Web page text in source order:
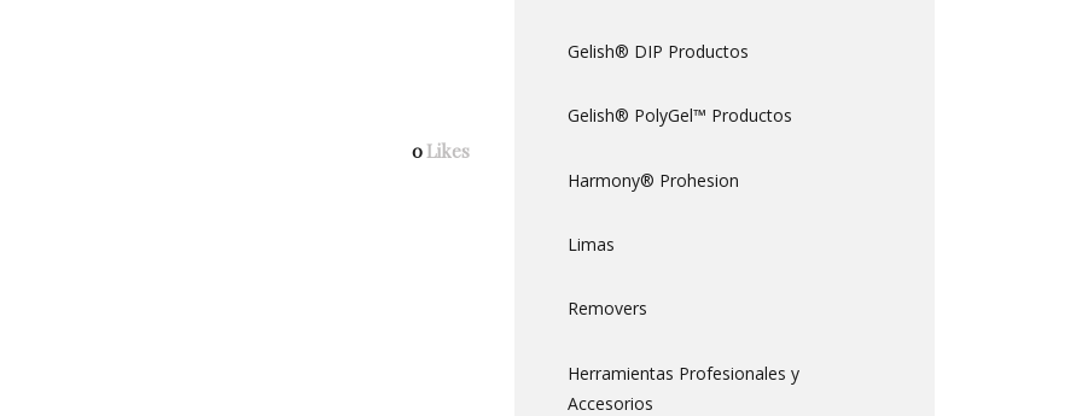
0 Likes
Gelish® DIP Productos
Gelish® PolyGel™ Productos
Harmony® Prohesion
Limas
Removers
Herramientas Profesionales y
Accesorios